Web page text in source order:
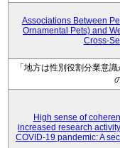
Associations Between
Ornamental Pets) and
Cross-
「地方は性別役割分業意
High sense of
increased research
COVID-19 pandemic: A